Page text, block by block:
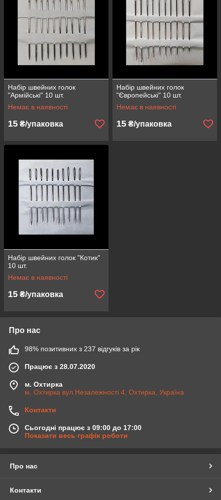
Набір швейних голок
"Армійські" 10 шт.
Немає в наявності
15 ₴/упаковка
Набір швейних голок
"Європейські" 10 шт.
Немає в наявності
15 ₴/упаковка
Набір швейних голок "Котик"
10 шт.
Немає в наявності
15 ₴/упаковка
Про нас
98% позитивних з 237 відгуків за рік
Працює з 28.07.2020
м. Охтирка
м. Охтирка вул Незалежності 4, Охтирка, Україна
Контакти
Сьогодні працює з 09:00 до 17:00
Показати весь графік роботи
Про нас
Контакти